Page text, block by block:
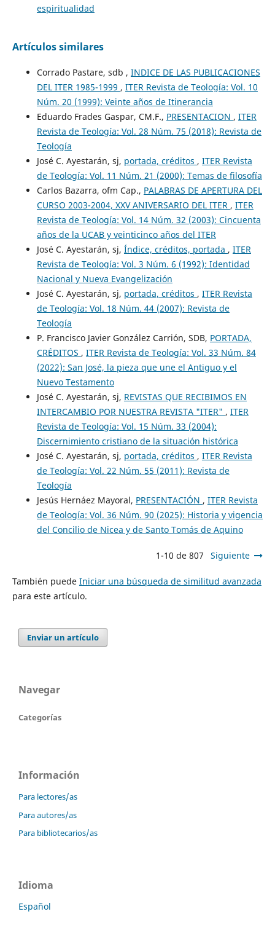
espiritualidad
Artículos similares
Corrado Pastare, sdb , INDICE DE LAS PUBLICACIONES
DEL ITER 1985-1999 , ITER Revista de Teología: Vol. 10
Núm. 20 (1999): Veinte años de Itinerancia
Eduardo Frades Gaspar, CM.F., PRESENTACION , ITER
Revista de Teología: Vol. 28 Núm. 75 (2018): Revista de
Teología
José C. Ayestarán, sj, portada, créditos , ITER Revista
de Teología: Vol. 11 Núm. 21 (2000): Temas de filosofía
Carlos Bazarra, ofm Cap., PALABRAS DE APERTURA DEL
CURSO 2003-2004, XXV ANIVERSARIO DEL ITER , ITER
Revista de Teología: Vol. 14 Núm. 32 (2003): Cincuenta
años de la UCAB y veinticinco años del ITER
José C. Ayestarán, sj, Índice, créditos, portada , ITER
Revista de Teología: Vol. 3 Núm. 6 (1992): Identidad
Nacional y Nueva Evangelización
José C. Ayestarán, sj, portada, créditos , ITER Revista
de Teología: Vol. 18 Núm. 44 (2007): Revista de
Teología
P. Francisco Javier González Carrión, SDB, PORTADA,
CRÉDITOS , ITER Revista de Teología: Vol. 33 Núm. 84
(2022): San José, la pieza que une el Antiguo y el
Nuevo Testamento
José C. Ayestarán, sj, REVISTAS QUE RECIBIMOS EN
INTERCAMBIO POR NUESTRA REVISTA "ITER" , ITER
Revista de Teología: Vol. 15 Núm. 33 (2004):
Discernimiento cristiano de la situación histórica
José C. Ayestarán, sj, portada, créditos , ITER Revista
de Teología: Vol. 22 Núm. 55 (2011): Revista de
Teología
Jesús Hernáez Mayoral, PRESENTACIÓN , ITER Revista
de Teología: Vol. 36 Núm. 90 (2025): Historia y vigencia
del Concilio de Nicea y de Santo Tomás de Aquino
1-10 de 807 Siguiente
También puede Iniciar una búsqueda de similitud avanzada
para este artículo.
Enviar un artículo
Navegar
Categorías
Información
Para lectores/as
Para autores/as
Para bibliotecarios/as
Idioma
Español